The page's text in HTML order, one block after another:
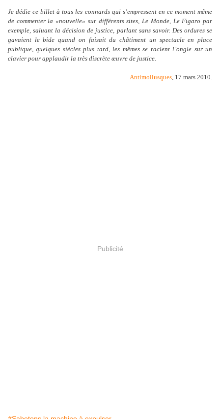
Je dédie ce billet à tous les connards qui s’empressent en ce moment même
de commenter la «nouvelle» sur différents sites, Le Monde, Le Figaro par
exemple, saluant la décision de justice, parlant sans savoir. Des ordures se
gavaient le bide quand on faisait du châtiment un spectacle en place
publique, quelques siècles plus tard, les mêmes se raclent l’ongle sur un
clavier pour applaudir la très discrète œuvre de justice.
Antimollusques, 17 mars 2010.
Publicité